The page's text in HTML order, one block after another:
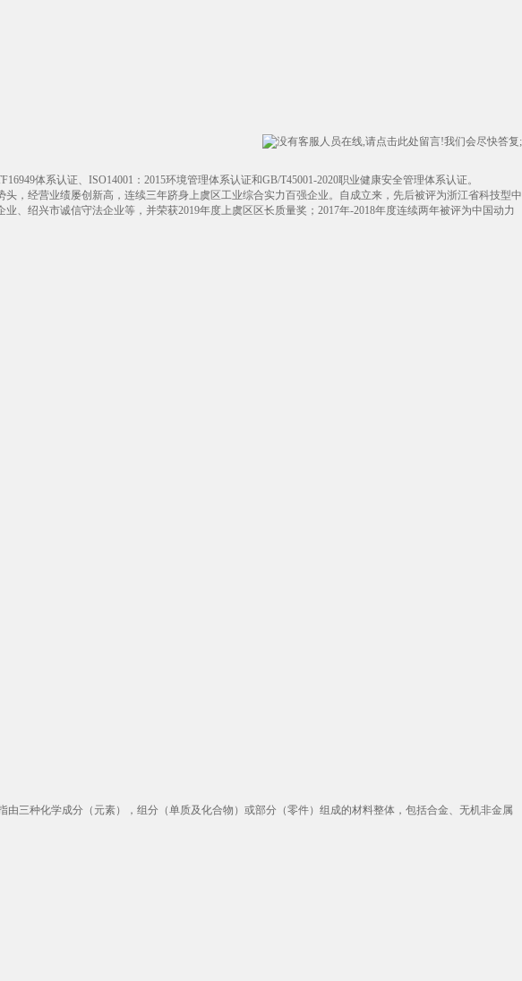
体系认证、ISO14001：2015环境管理体系认证和GB/T45001-2020职业健康安全管理体系认证。
，经营业绩屡创新高，连续三年跻身上虞区工业综合实力百强企业。自成立来，先后被评为浙江省科技型中
绍兴市诚信守法企业等，并荣获2019年度上虞区区长质量奖；2017年-2018年度连续两年被评为中国动力
指由三种化学成分（元素），组分（单质及化合物）或部分（零件）组成的材料整体，包括合金、无机非金属